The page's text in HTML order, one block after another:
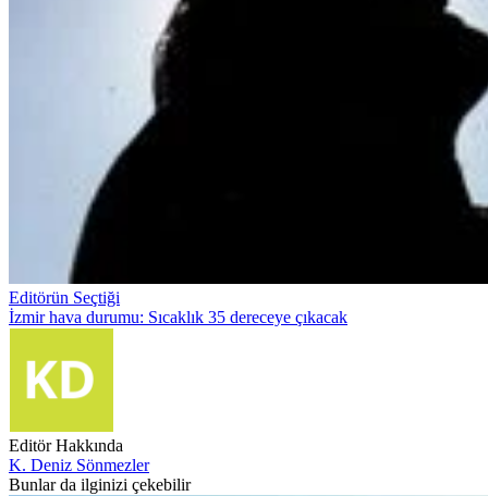
Editörün Seçtiği
İzmir hava durumu: Sıcaklık 35 dereceye çıkacak
Editör Hakkında
K. Deniz Sönmezler
Bunlar da ilginizi çekebilir